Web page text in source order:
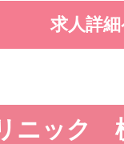
求人詳
ニック